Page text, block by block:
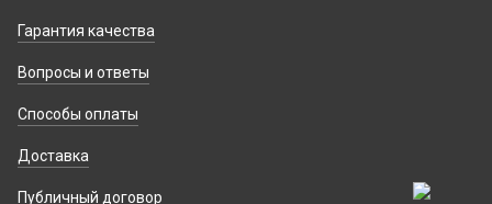
Гарантия качества
Вопросы и ответы
Способы оплаты
Доставка
Публичный договор